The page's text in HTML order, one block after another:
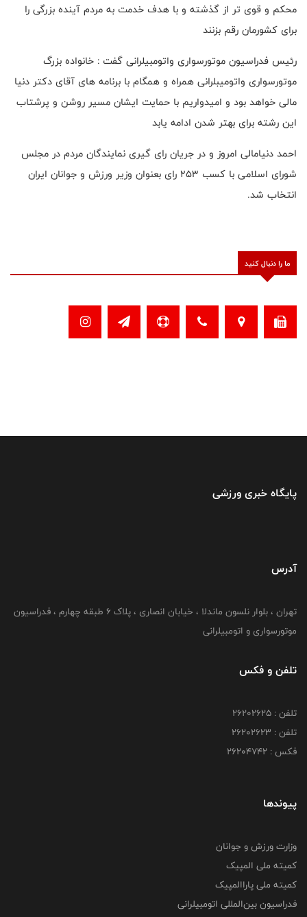
محکم و قوی تر از گذشته و با هدف خدمت به مردم آینده بزرگی را
برای کشورمان رقم بزنند
رئیس فدراسیون موتورسواری واتومبیلرانی گفت : خانواده بزرگ
موتورسواری واتومیبلرانی همراه و همگام با برنامه های آقای دکتر دنیا
مالی خواهد بود و امیدواریم با حمایت ایشان مسیر روشن و پرشتاب
این رشته برای بهتر شدن ادامه یابد
احمد دنیامالی امروز و در جریان رای گیری نمایندگان مردم در مجلس
شورای اسلامی با کسب ۲۵۳ رای بعنوان وزیر ورزش و جوانان ایران
انتخاب شد.
ما را دنبال کنید
پایگاه خبری ورزشی
آدرس
تهران ، بلوار نلسون ماندلا ، خیابان انصاری ، پلاک ۶ طبقه چهارم ، فدراسیون
موتورسواری و اتومبیلرانی
تلفن و فکس
تلفن : ۲۶۲۰۲۶۲۵
تلفن : ۲۶۲۰۲۶۲۳
فکس : ۲۶۲۰۴۷۴۲
پیوندها
وزارت ورزش و جوانان
کمیته ملی المپیک
کمیته ملی پاراالمپیک
فدراسیون بین‌المللی اتومبیلرانی